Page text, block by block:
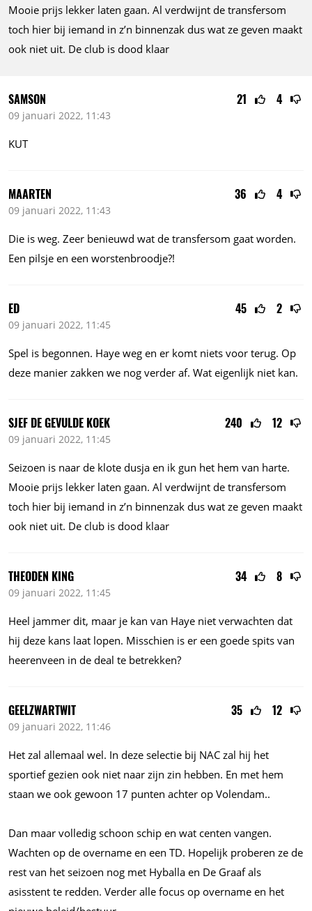
Mooie prijs lekker laten gaan. Al verdwijnt de transfersom
toch hier bij iemand in z’n binnenzak dus wat ze geven maakt
ook niet uit. De club is dood klaar
21 4
SAMSON
09 januari 2022, 11:43
KUT
36 4
MAARTEN
09 januari 2022, 11:43
Die is weg. Zeer benieuwd wat de transfersom gaat worden.
Een pilsje en een worstenbroodje?!
45 2
ED
09 januari 2022, 11:45
Spel is begonnen. Haye weg en er komt niets voor terug. Op
deze manier zakken we nog verder af. Wat eigenlijk niet kan.
240 12
SJEF DE GEVULDE KOEK
09 januari 2022, 11:45
Seizoen is naar de klote dusja en ik gun het hem van harte.
Mooie prijs lekker laten gaan. Al verdwijnt de transfersom
toch hier bij iemand in z’n binnenzak dus wat ze geven maakt
ook niet uit. De club is dood klaar
34 8
THEODEN KING
09 januari 2022, 11:45
Heel jammer dit, maar je kan van Haye niet verwachten dat
hij deze kans laat lopen. Misschien is er een goede spits van
heerenveen in de deal te betrekken?
35 12
GEELZWARTWIT
09 januari 2022, 11:46
Het zal allemaal wel. In deze selectie bij NAC zal hij het
sportief gezien ook niet naar zijn zin hebben. En met hem
staan we ook gewoon 17 punten achter op Volendam..
Dan maar volledig schoon schip en wat centen vangen.
Wachten op de overname en een TD. Hopelijk proberen ze de
rest van het seizoen nog met Hyballa en De Graaf als
asisstent te redden. Verder alle focus op overname en het